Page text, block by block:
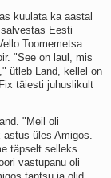
kuulata ka aastal
Eesti
Toomemetsa
"See on laul, mis
ütleb Land, kellel on
täiesti juhuslikult
"Meil oli
üles Amigos.
täpselt selleks
vastupanu oli